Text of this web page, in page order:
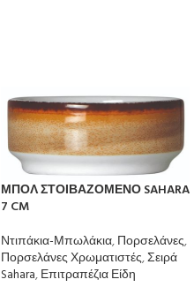
ΜΠΟΛ ΣΤΟΙΒΑΖΟΜΕΝΟ SAHARA
7 CM
Ντιπάκια-Μπωλάκια,Πορσελάνες,
Πορσελάνες Χρωματιστές,Σειρά
Sahara,Επιτραπέζια Είδη